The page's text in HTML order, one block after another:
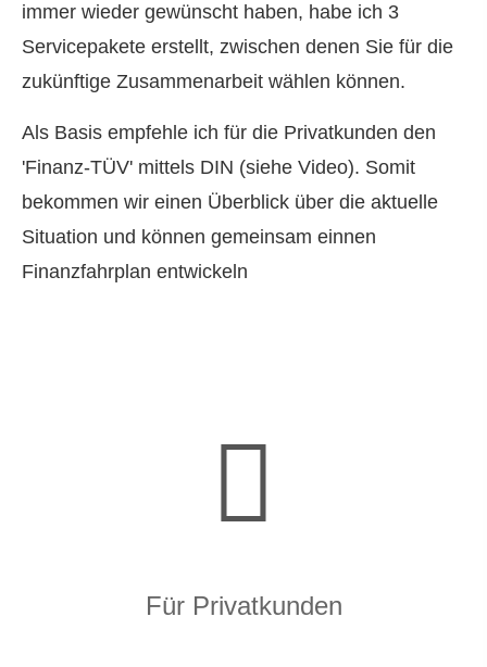
immer wieder gewünscht haben, habe ich 3
Servicepakete erstellt, zwischen denen Sie für die
zukünftige Zusammenarbeit wählen können.
Als Basis empfehle ich für die Privatkunden den
'Finanz-TÜV' mittels DIN (siehe Video). Somit
bekommen wir einen Überblick über die aktuelle
Situation und können gemeinsam einnen
Finanzfahrplan entwickeln
Für Privatkunden